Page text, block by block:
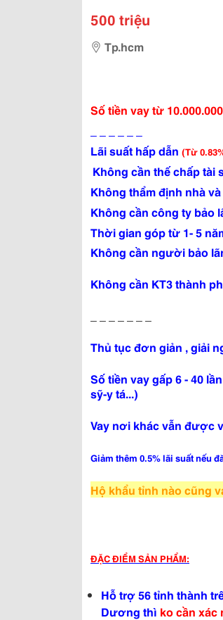
500 triệu
Tp.hcm
Số tiền vay từ
Lãi suất hấp dẫn (Từ
Không cần thế chấp tài
Không thẩm định nhà
Không cần công ty bảo
Thời gian góp từ 1- 5
Không cần người bảo
Không cần KT3 thành
Thủ tục đơn giản , giải
Số tiền vay gấp 6 - 40
sỹ-y tá...)
Vay nơi khác vẫn được
Giảm thêm 0.5% lãi suất nếu
Hộ khẩu tỉnh nào cũng
ĐẶC ĐIỂM SẢN PHẨM:
Hỗ trợ 56 tỉnh thành
Dương thì ko cần xác